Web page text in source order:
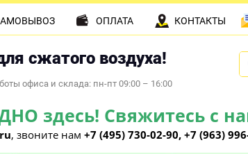
сжатого воздуха!
офиса и склада: пн-пт 09:00 – 16:00
здесь! Свяжитесь с
, звоните нам +7 (495) 730-02-90, +7 (963)
ОПЛАТА КОНТАКТЫ